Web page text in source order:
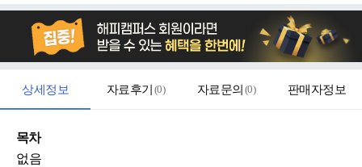
상세정보 자료후기 (0) 자료문의 (0) 판매자정보
목차
없음